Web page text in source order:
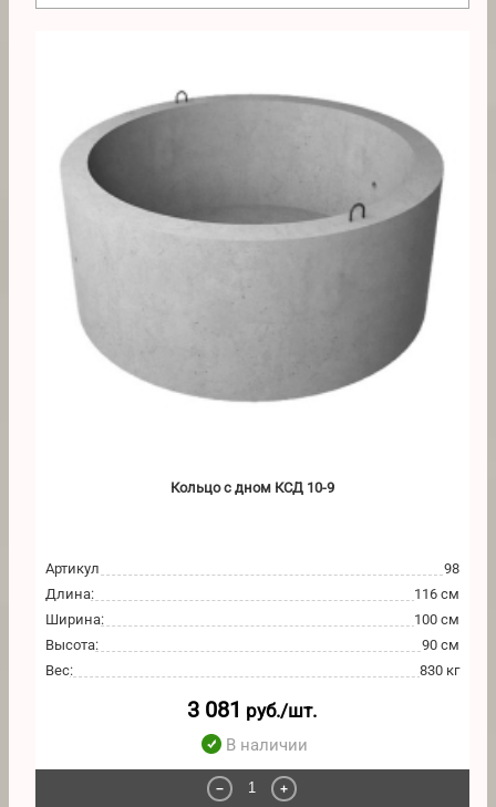
Кольцо с дном КСД 10-9
Артикул
98
Длина:
116 см
Ширина:
100 см
Высота:
90 см
Вес: 830 кг
3 081 руб./шт.
В наличии
− +